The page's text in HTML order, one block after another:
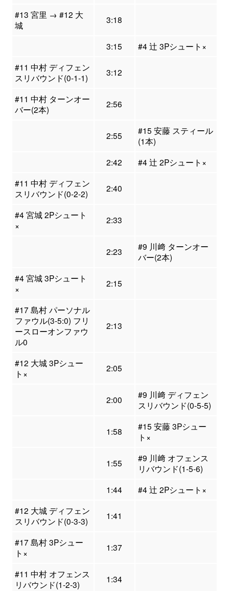
#13 宮里 → #12 大
城
3:18
3:15
#4 辻 3Pシュート×
#11 中村 ディフェン
スリバウンド(0-1-1)
3:12
#11 中村 ターンオー
バー(2本)
2:56
2:55
#15 安藤 スティール
(1本)
2:42
#4 辻 2Pシュート×
#11 中村 ディフェン
スリバウンド(0-2-2)
2:40
#4 宮城 2Pシュート
×
2:33
2:23
#9 川﨑 ターンオー
バー(2本)
#4 宮城 3Pシュート
×
2:15
#17 島村 パーソナル
ファウル(3-5:0) フリ
ースローオンファウ
ル0
2:13
#12 大城 3Pシュー
ト×
2:05
2:00
#9 川﨑 ディフェン
スリバウンド(0-5-5)
1:58
#15 安藤 3Pシュー
ト×
1:55
#9 川﨑 オフェンス
リバウンド(1-5-6)
1:44
#4 辻 2Pシュート×
#12 大城 ディフェン
スリバウンド(0-3-3)
1:41
#17 島村 3Pシュー
ト×
1:37
#11 中村 オフェンス
リバウンド(1-2-3)
1:34